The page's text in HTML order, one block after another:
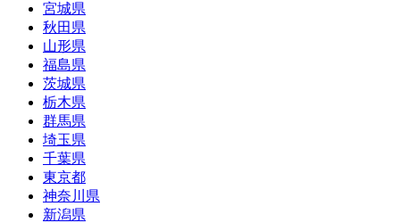
宮城県
秋田県
山形県
福島県
茨城県
栃木県
群馬県
埼玉県
千葉県
東京都
神奈川県
新潟県